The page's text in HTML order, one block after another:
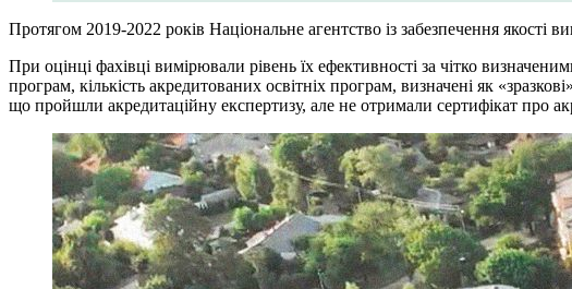
Протягом 2019-2022 років Національне агентство із забезпечення якості
При оцінці фахівці вимірювали рівень їх ефективності за чітко
програм, кількість акредитованих освітніх програм, визначені як
що пройшли акредитаційну експертизу, але не отримали сертифікат про